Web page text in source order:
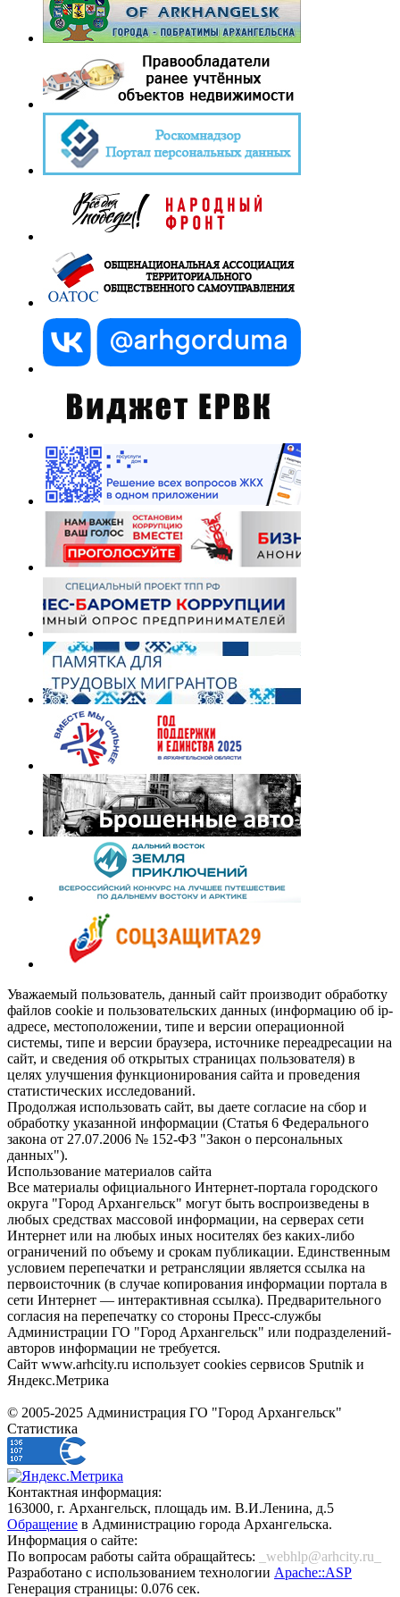
Уважаемый пользователь, данный сайт производит обработку
файлов cookie и пользовательских данных (информацию об ip-
адресе, местоположении, типе и версии операционной
системы, типе и версии браузера, источнике переадресации на
сайт, и сведения об открытых страницах пользователя) в
целях улучшения функционирования сайта и проведения
статистических исследований.
Продолжая использовать сайт, вы даете согласие на сбор и
обработку указанной информации (Статья 6 Федерального
закона от 27.07.2006 № 152-ФЗ "Закон о персональных
данных").
Использование материалов сайта
Все материалы официального Интернет-портала городского
округа "Город Архангельск" могут быть воспроизведены в
любых средствах массовой информации, на серверах сети
Интернет или на любых иных носителях без каких-либо
ограничений по объему и срокам публикации. Единственным
условием перепечатки и ретрансляции является ссылка на
первоисточник (в случае копирования информации портала в
сети Интернет — интерактивная ссылка). Предварительного
согласия на перепечатку со стороны Пресс-службы
Администрации ГО "Город Архангельск" или подразделений-
авторов информации не требуется.
Сайт www.arhcity.ru использует cookies сервисов Sputnik и
Яндекс.Метрика
© 2005-2025 Администрация ГО "Город Архангельск"
Статистика
Контактная информация:
163000, г. Архангельск, площадь им. В.И.Ленина, д.5
Обращение в Администрацию города Архангельска.
Информация о сайте:
По вопросам работы сайта обращайтесь:
_webhlp@arhcity.ru_
Разработано с использованием технологии Apache::ASP
Генерация страницы: 0.076 сек.